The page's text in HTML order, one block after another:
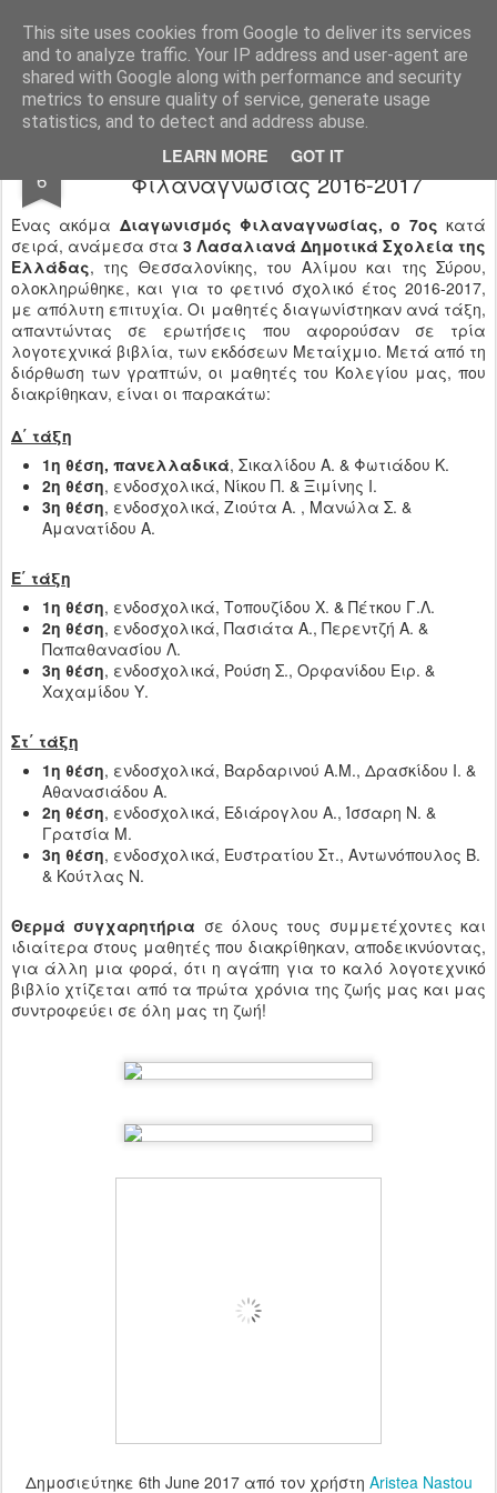
This site uses cookies from Google to deliver its services
and to analyze traffic. Your IP address and user-agent are
shared with Google along with performance and security
metrics to ensure quality of service, generate usage
statistics, and to detect and address abuse.
LEARN MORE GOT IT
Ιδιωτικό Δημοτικό Σχολείο "Ι.Μ.ΔΕΛΑΣΑΛ"
6
Αποτελέσματα Διαγωνισμού
Φιλαναγνωσίας 2016-2017
Ένας ακόμα Διαγωνισμός Φιλαναγνωσίας, ο 7ος κατά
σειρά, ανάμεσα στα 3 Λασαλιανά Δημοτικά Σχολεία της
Ελλάδας, της Θεσσαλονίκης, του Αλίμου και της Σύρου,
ολοκληρώθηκε, και για το φετινό σχολικό έτος 2016-2017,
με απόλυτη επιτυχία. Οι μαθητές διαγωνίστηκαν ανά τάξη,
απαντώντας σε ερωτήσεις που αφορούσαν σε τρία
λογοτεχνικά βιβλία, των εκδόσεων Μεταίχμιο. Μετά από τη
διόρθωση των γραπτών, οι μαθητές του Κολεγίου μας, που
διακρίθηκαν, είναι οι παρακάτω:
Δ΄ τάξη
1η θέση, πανελλαδικά, Σικαλίδου Α. & Φωτιάδου Κ.
2η θέση, ενδοσχολικά, Νίκου Π. & Ξιμίνης Ι.
3η θέση, ενδοσχολικά, Ζιούτα Α. , Μανώλα Σ. &
Αμανατίδου Α.
Ε΄ τάξη
1η θέση, ενδοσχολικά, Τοπουζίδου Χ. & Πέτκου Γ.Λ.
2η θέση, ενδοσχολικά, Πασιάτα Α., Περεντζή Α. &
Παπαθανασίου Λ.
3η θέση, ενδοσχολικά, Ρούση Σ., Ορφανίδου Ειρ. &
Χαχαμίδου Υ.
Στ΄ τάξη
1η θέση, ενδοσχολικά, Βαρδαρινού Α.Μ., Δρασκίδου Ι. &
Αθανασιάδου Α.
2η θέση, ενδοσχολικά, Εδιάρογλου Α., Ίσσαρη Ν. &
Γρατσία Μ.
3η θέση, ενδοσχολικά, Ευστρατίου Στ., Αντωνόπουλος Β.
& Κούτλας Ν.
Θερμά συγχαρητήρια σε όλους τους συμμετέχοντες και
ιδιαίτερα στους μαθητές που διακρίθηκαν, αποδεικνύοντας,
για άλλη μια φορά, ότι η αγάπη για το καλό λογοτεχνικό
βιβλίο χτίζεται από τα πρώτα χρόνια της ζωής μας και μας
συντροφεύει σε όλη μας τη ζωή!
Δημοσιεύτηκε 6th June 2017από τον χρήστη Aristea Nastou